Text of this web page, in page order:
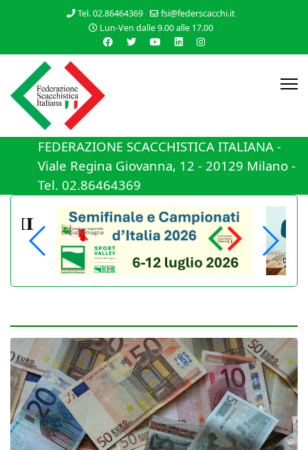
Tel. 02.86464369
fsi@federscacchi.it
Lun-Ven dalle 9.00 alle 17.00
FEDERAZIONE SCACCHISTICA ITALIANA -
Viale Regina Giovanna, 12 - 20129 Milano -
Tel. 02.86464369